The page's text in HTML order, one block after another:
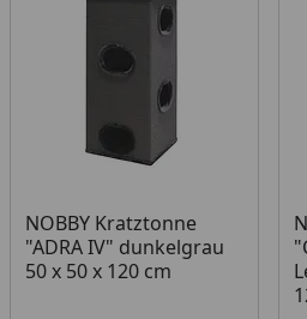
NOBBY Kratztonne
"ADRA IV" dunkelgrau
50 x 50 x 120 cm